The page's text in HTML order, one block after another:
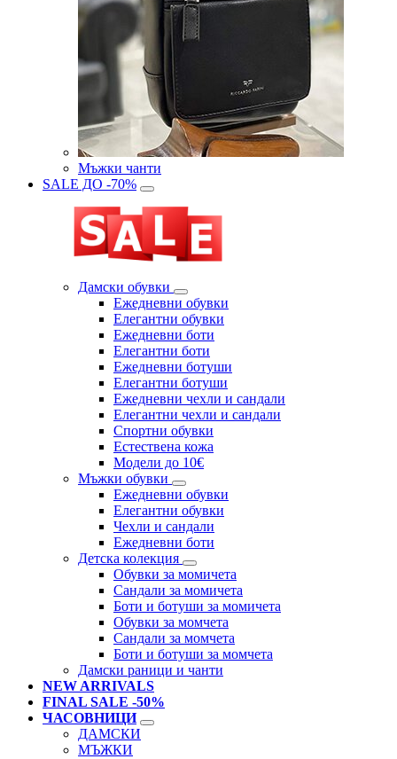
Мъжки чанти
SALE ДО -70%
Дамски обувки
Eжедневни обувки
Eлегантни обувки
Eжедневни боти
Eлегантни боти
Eжедневни ботуши
Eлегантни ботуши
Ежедневни чехли и сандали
Елегантни чехли и сандали
Спортни обувки
Естествена кожа
Модели до 10€
Мъжки обувки
Ежедневни обувки
Елегантни обувки
Чехли и сандали
Ежедневни боти
Детска колекция
Обувки за момичета
Сандали за момичета
Боти и ботуши за момичета
Обувки за момчета
Сандали за момчета
Боти и ботуши за момчета
Дамски раници и чанти
NEW ARRIVALS
FINAL SALE -50%
ЧАСОВНИЦИ
ДАМСКИ
МЪЖКИ